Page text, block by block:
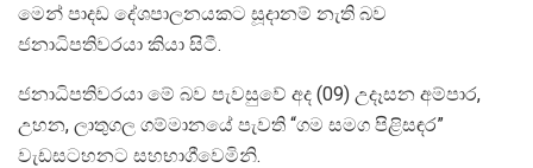
මෙන් පාදඩ දේශපාලනයකට සූදානම් නැති බව
ජනාධිපතිවරයා කියා සිටී.
ජනාධිපතිවරයා මේ බව පැවසුවේ අද (09) උදෑසන අම්පාර,
උහන, ලාතුගල ගම්මානයේ පැවති “ගම සමග පිළිසඳර”
වැඩසටහනට සහභාගීවෙමිනි.